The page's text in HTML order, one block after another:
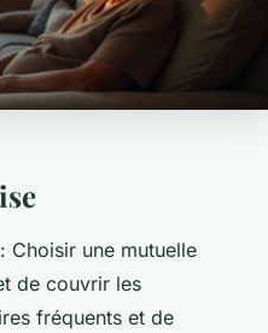
: Choisir une mutuelle
de couvrir les
fréquents et de